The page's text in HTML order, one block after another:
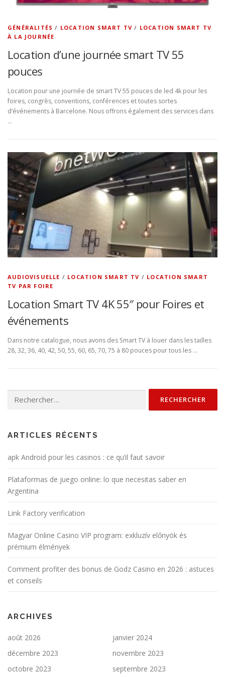
GÉNÉRALITÉS / LOCATION SMART TV / LOCATION SMART TV
À LA JOURNÉE
Location d’une journée smart TV 55
pouces
Location pour une journée de smart TV 55 pouces de led 4k pour les
foires, congrès, conventions, conférences et toutes sortes
d’événements à Barcelone. Nous offrons également des services dans
…
AUDIOVISUELLE / LOCATION SMART TV / LOCATION SMART
TV PAR FOIRE
Location Smart TV 4K 55″ pour Foires et
événements
Dans notre catalogue, nous avons des Smart TV à louer dans les tailles
28, 32, 36, 40, 42, 50, 55, 60, 65, 70, 75 à 80 pouces pour tous les …
ARTICLES RÉCENTS
apk Android pour les casinos : ce qu’il faut savoir
Plataformas de juego online: lo que necesitas saber en
Argentina
Link Factory verification
Magyar Online Casino VIP program: exkluzív előnyök és
prémium élmények
Comment profiter des bonus de Godz Casino en 2026 : astuces
et conseils
ARCHIVES
août 2026
janvier 2024
décembre 2023
novembre 2023
octobre 2023
septembre 2023